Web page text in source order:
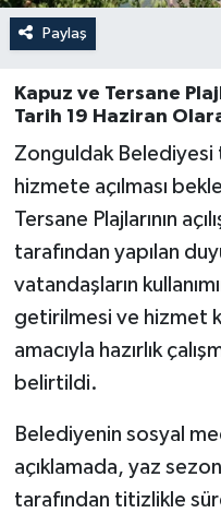
Paylaş
Kapuz ve Tersane
Tarih 19 Haziran
Zonguldak Belediyesi
hizmete açılması
Tersane Plajlarının
tarafından yapılan
vatandaşların
getirilmesi ve hizmet
amacıyla hazırlık
belirtildi.
Belediyenin sosyal
açıklamada, yaz
tarafından titizlikle
Dergim